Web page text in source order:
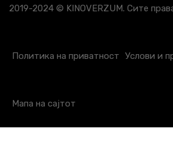
2019-2024 © KINOVERZUM. Сите
Политика на приватност Услови и
Мапа на сајтот